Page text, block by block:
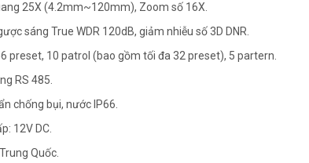
25X (4.2mm~120mm), Zoom số 16X.
sáng True WDR 120dB, giảm nhiễu số 3D DNR.
preset, 10 patrol (bao gồm tối đa 32 preset), 5 partern.
RS 485.
chống bụi, nước IP66.
12V DC.
Quốc.